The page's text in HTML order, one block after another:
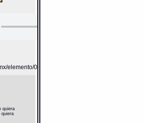
elemento/04.02.05
quiera